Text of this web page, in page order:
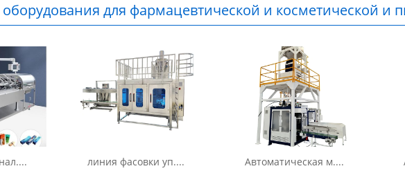
для фармацевтической и косметической
линия фасовки уп.... Автоматическая м....